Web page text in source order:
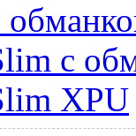
с
XPU